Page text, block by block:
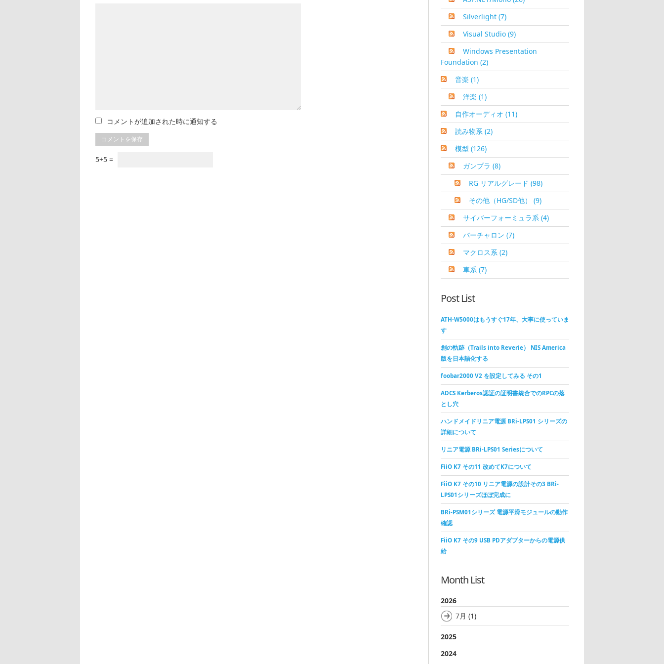
コメントが追加された時に通知する
5+5 =
Silverlight (7)
Visual Studio (9)
Windows Presentation
Foundation (2)
音楽 (1)
洋楽 (1)
自作オーディオ (11)
読み物系 (2)
模型 (126)
ガンプラ (8)
RG リアルグレード (98)
その他（HG/SD他） (9)
サイバーフォーミュラ系 (4)
バーチャロン (7)
マクロス系 (2)
車系 (7)
Post List
ATH-W5000はもうすぐ17年、大事に使っていま
す
創の軌跡（Trails into Reverie） NIS America
版を日本語化する
foobar2000 V2 を設定してみる その1
ADCS Kerberos認証の証明書統合でのRPCの落
とし穴
ハンドメイドリニア電源 BRi-LPS01 シリーズの
詳細について
リニア電源 BRi-LPS01 Seriesについて
FiiO K7 その11 改めてK7について
FiiO K7 その10 リニア電源の設計その3 BRi-
LPS01シリーズほぼ完成に
BRi-PSM01シリーズ 電源平滑モジュールの動作
確認
FiiO K7 その9 USB PDアダプターからの電源供
給
Month List
2026
7月 (1)
2025
2024